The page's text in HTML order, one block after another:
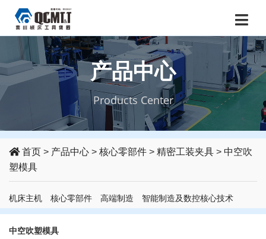
产品中心
Products Center
首页 > 产品中心 > 核心零部件 > 精密工装夹具 > 中空吹
塑模具
机床主机 核心零部件 高端制造 智能制造及数控核心技术
中空吹塑模具